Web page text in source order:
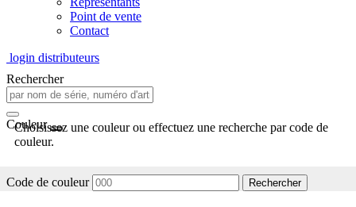
Point de vente
Contact
login distributeurs
Rechercher
Couleur
Choisissez une couleur ou effectuez une recherche par code de
couleur.
Code de couleur Rechercher